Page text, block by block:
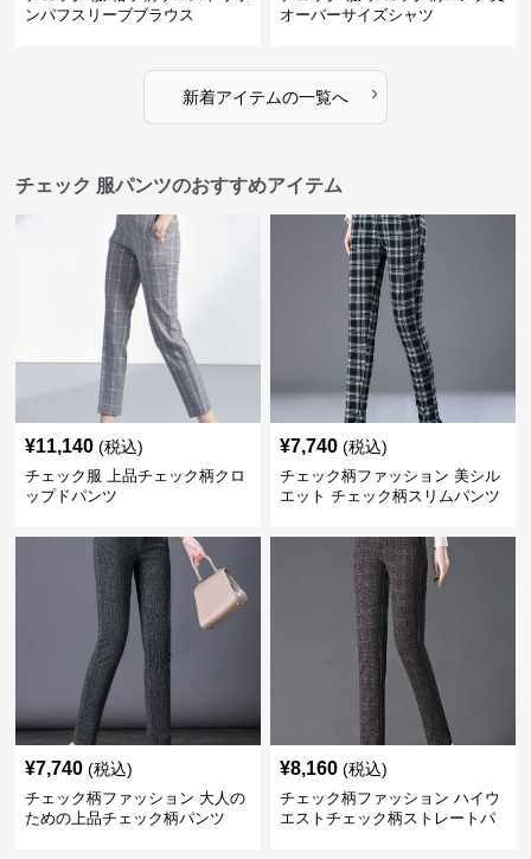
ンパフスリーブブラウス
オーバーサイズシャツ
新着アイテムの一覧へ ›
チェック 服パンツのおすすめアイテム
¥11,140 (税込)
チェック服 上品チェック柄クロ
ップドパンツ
¥7,740 (税込)
チェック柄ファッション 美シル
エット チェック柄スリムパンツ
¥7,740 (税込)
チェック柄ファッション 大人の
ための上品チェック柄パンツ
¥8,160 (税込)
チェック柄ファッション ハイウ
エストチェック柄ストレートパ